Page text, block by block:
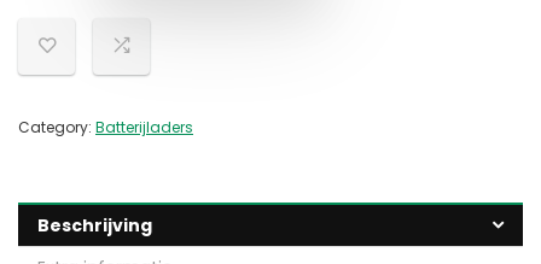
Category: Batterijladers
Beschrijving